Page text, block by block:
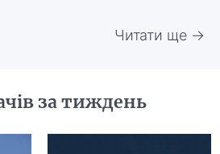
Читати ще →
за тиждень